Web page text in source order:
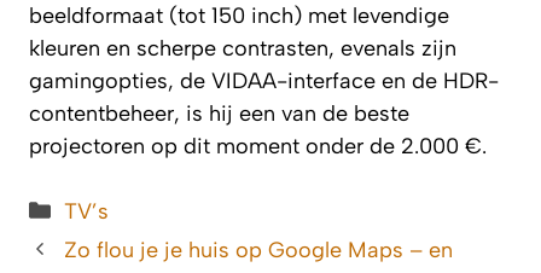
beeldformaat (tot 150 inch) met levendige
kleuren en scherpe contrasten, evenals zijn
gamingopties, de VIDAA-interface en de HDR-
contentbeheer, is hij een van de beste
projectoren op dit moment onder de 2.000 €.
Categorieën
TV’s
Zo flou je je huis op Google Maps – en